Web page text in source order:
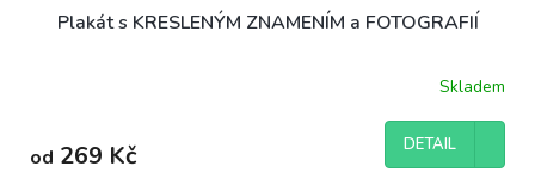
Plakát s KRESLENÝM ZNAMENÍM a FOTOGRAFIÍ
Skladem
od 269 Kč DETAIL